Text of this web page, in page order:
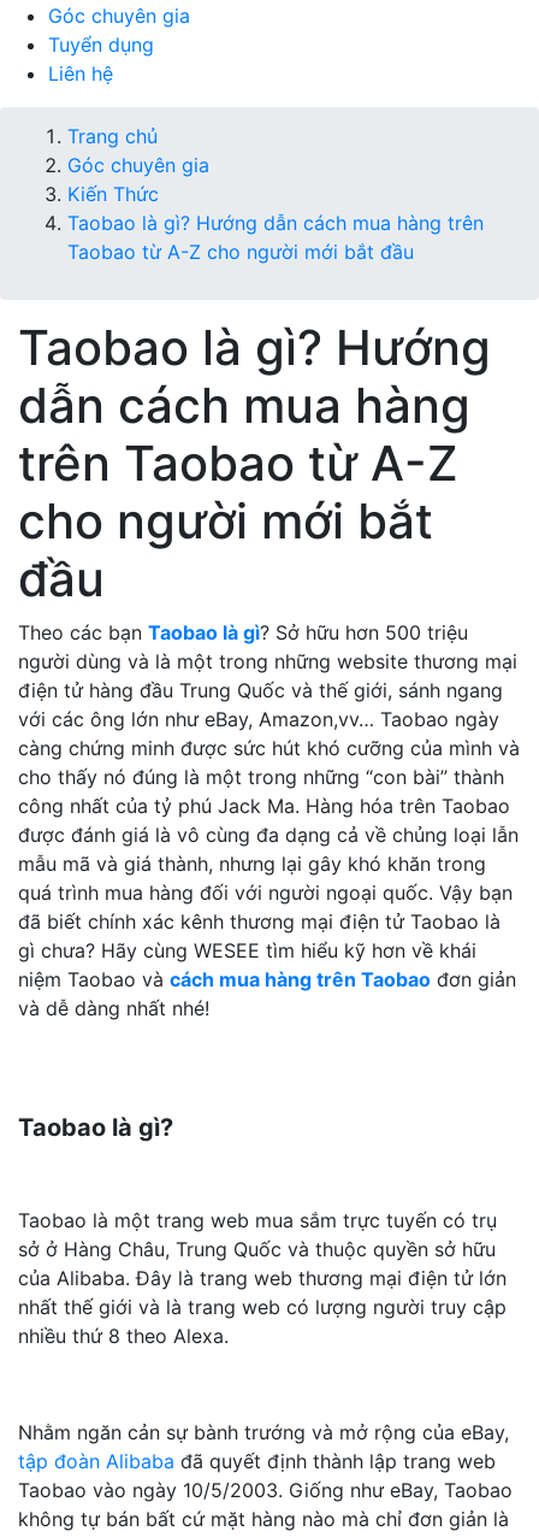
Góc chuyên gia
Tuyển dụng
Liên hệ
Trang chủ
Góc chuyên gia
Kiến Thức
Taobao là gì? Hướng dẫn cách mua hàng trên
Taobao từ A-Z cho người mới bắt đầu
Taobao là gì? Hướng
dẫn cách mua hàng
trên Taobao từ A-Z
cho người mới bắt
đầu
Theo các bạn Taobao là gì? Sở hữu hơn 500 triệu
người dùng và là một trong những website thương mại
điện tử hàng đầu Trung Quốc và thế giới, sánh ngang
với các ông lớn như eBay, Amazon,vv… Taobao ngày
càng chứng minh được sức hút khó cưỡng của mình và
cho thấy nó đúng là một trong những “con bài” thành
công nhất của tỷ phú Jack Ma. Hàng hóa trên Taobao
được đánh giá là vô cùng đa dạng cả về chủng loại lẫn
mẫu mã và giá thành, nhưng lại gây khó khăn trong
quá trình mua hàng đối với người ngoại quốc. Vậy bạn
đã biết chính xác kênh thương mại điện tử Taobao là
gì chưa? Hãy cùng WESEE tìm hiểu kỹ hơn về khái
niệm Taobao và cách mua hàng trên Taobao đơn giản
và dễ dàng nhất nhé!
Taobao là gì?
Taobao là một trang web mua sắm trực tuyến có trụ
sở ở Hàng Châu, Trung Quốc và thuộc quyền sở hữu
của Alibaba. Đây là trang web thương mại điện tử lớn
nhất thế giới và là trang web có lượng người truy cập
nhiều thứ 8 theo Alexa.
Nhằm ngăn cản sự bành trướng và mở rộng của eBay,
tập đoàn Alibaba đã quyết định thành lập trang web
Taobao vào ngày 10/5/2003. Giống như eBay, Taobao
không tự bán bất cứ mặt hàng nào mà chỉ đơn giản là